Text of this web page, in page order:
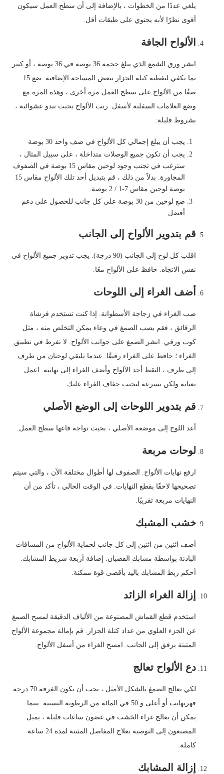
يلغي عددًا من الخطوات ، بالإضافة إلى أن سطح العمل سيكون
أقوى نظرًا لأنه يحتوي على طبقات أقل.
الألواح الجافة
انشر ورق الشمع الذي يبلغ حجمه 36 بوصة في 36 بوصة ، أو كبير
بما يكفي لتغطية كتلة الجزار ببعض المساحة الإضافية. ضع 15
صفًا من الألواح على سطح العمل مرة أخرى ، وهذه المرة مع
وضع العلامات السفلية لأسفل. رتب الألواح بحيث تبدو عشوائية ،
بشروط قليلة:
يجب أن يبلغ إجمالي كل الألواح في صف واحد 30 بوصة
يجب أن تكون جميع الوصلات متداخلة ، على سبيل المثال ،
سترغب في تجنب وجود لوحين مقاس 15 بوصة في الصفوف
المجاورة. بدلاً من ذلك ، قم بتبديل أحد تلك الألواح مقاس 15
بوصة لوحين مقاس 7-1 / 2 بوصة.
ضع لوحين من 30 بوصة على كل جانب للحصول على دعم
أفضل.
قم بتدوير الألواح إلى الجانب
اقلب كل لوح إلى الجانب (90 درجة). يجب تدوير جميع الألواح في
نفس الاتجاه. حافظ على الألواح معًا.
أضف الغراء إلى اللوحات
صب الغراء في زجاجة الأسطوانة. إذا كنت تستخدم فرشاة
الرقائق ، فقم بصب الصمغ في وعاء يمكن التخلص منه ، مثل
كوب ورقي. انشر الصمغ على جوانب الألواح. لا تفرط في تطبيق
الغراء ؛ حافظ على الغراء رقيقًا. عندما تلتقي لوحتان من طرف
إلى طرف ، التقط أحد الألواح وأضف الغراء إلى نهايته. اعمل
بعناية ولكن بسرعة لتجنب جفاف الغراء عليك.
قم بتدوير اللوحات إلى الوضع الأصلي
أعد اللوح إلى موضعه الأصلي ، بحيث تواجه قاعها سطح العمل.
لوحات مربعة
ارفع نهايات الألواح. الصفوف لها أطوال مختلفة الآن ، والتي سيتم
تصحيحها لاحقًا بقطع النهايات. في الوقت الحالي ، تأكد من أن
النهايات مربعة تقريبًا.
خشب المشبك
أضف اثنين من اثنين إلى كل جانب لحماية الألواح من المسافات
البادئة بواسطة مشابك القضبان. إضافة أربعة شريط المشابك.
أحكم ربط المشابك باليد بأقصى قوة ممكنة.
إزالة الغراء الزائد
استخدم قطع القماش المصنوعة من الألياف الدقيقة لمسح الصمغ
عن الجزء العلوي من عداد كتلة الجزار. قم بإمالة مجموعة الألواح
المثبتة برفق إلى الجانب. امسح الغراء من أسفل الألواح.
دع الألواح تعالج
لكي يعالج الصمغ بالشكل الأمثل ، يجب أن تكون الغرفة 70 درجة
فهرنهايت أو أعلى و 50 في المائة من الرطوبة النسبية. بينما
يمكن أن يعالج غراء الخشب في غضون ساعات قليلة ، يميل
المصنعون إلى التوصية بعلاج المفاصل المثبتة لمدة 24 ساعة
كاملة.
إزالة المشابك